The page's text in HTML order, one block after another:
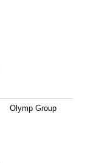
Olymp Group